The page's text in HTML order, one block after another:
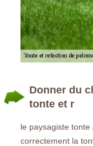
Donner du
tonte et r
le paysagiste
correctement la